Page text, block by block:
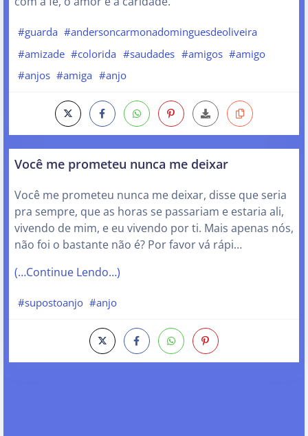
#guarda #andersoncarmonadominguesdeoliveira
#amizade #colorida #saudades #amigos #amigo
#anjos #amiga #anjo
Você me prometeu nunca me deixar
Você me prometeu nunca me deixar, disse que seria
pra sempre, que as horas se passariam e estaria ali,
vivendo de mim, e eu vivendo por ti. Mais apenas nós,
não foi o bastante não é? Por favor vá rápi…
(…Continue Lendo…)
#supostoanjo #anjo